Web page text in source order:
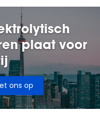
plaat voor
ons op